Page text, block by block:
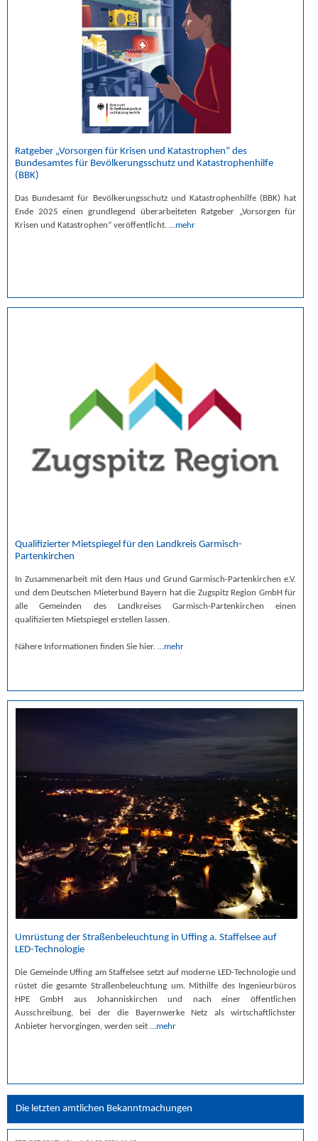
Ratgeber „Vorsorgen für Krisen und Katastrophen“ des
Bundesamtes für Bevölkerungsschutz und Katastrophenhilfe
(BBK)
Das Bundesamt für Bevölkerungsschutz und Katastrophenhilfe (BBK) hat
Ende 2025 einen grundlegend überarbeiteten Ratgeber „Vorsorgen für
Krisen und Katastrophen“ veröffentlicht. …mehr
Qualifizierter Mietspiegel für den Landkreis Garmisch-
Partenkirchen
In Zusammenarbeit mit dem Haus und Grund Garmisch-Partenkirchen e.V.
und dem Deutschen Mieterbund Bayern hat die Zugspitz Region GmbH für
alle Gemeinden des Landkreises Garmisch-Partenkirchen einen
qualifizierten Mietspiegel erstellen lassen.
Nähere Informationen finden Sie hier. …mehr
Umrüstung der Straßenbeleuchtung in Uffing a. Staffelsee auf
LED-Technologie
Die Gemeinde Uffing am Staffelsee setzt auf moderne LED-Technologie und
rüstet die gesamte Straßenbeleuchtung um. Mithilfe des Ingenieurbüros
HPE GmbH aus Johanniskirchen und nach einer öffentlichen
Ausschreibung, bei der die Bayernwerke Netz als wirtschaftlichster
Anbieter hervorgingen, werden seit …mehr
Die letzten amtlichen Bekanntmachungen